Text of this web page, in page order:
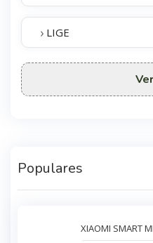
› LIGE
Populares
XIAOMI SMART